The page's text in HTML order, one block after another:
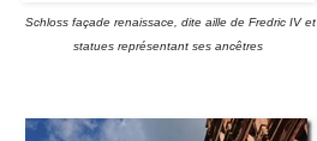
Schloss façade renaissace, dite aille de Fredric IV et
statues représentant ses ancêtres